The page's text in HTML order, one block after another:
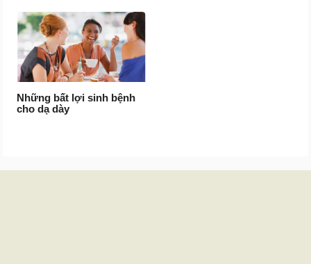
Những bất lợi sinh bệnh
cho dạ dày